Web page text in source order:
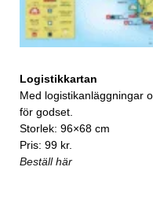
Logistikkartan
Med logistikanläggningar
för godset.
Storlek: 96×68 cm
Pris: 99 kr.
Beställ här